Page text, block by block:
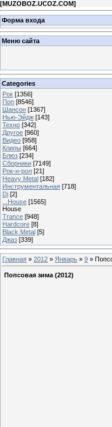
[MUZOBOZ.UCOZ.COM]
Форма входа
Меню сайта
Categories
Рок [1356]
Поп [8546]
Шансон [1367]
Нью-Эйдж [143]
Техно [342]
Другое [960]
Видео [958]
Клипы [664]
Блюз [234]
Сборники [7149]
Рок-н-рол [21]
Heavy Metal [182]
Инструментальная [718]
Dj [2]
...House [1565]
House
Trance [948]
Hardcore [8]
Black Metal [5]
Джаз [339]
Главная » 2012 » Январь » 9 »
Попсовая зима (2012)